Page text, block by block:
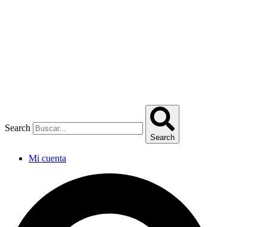
Search
Search
Mi cuenta